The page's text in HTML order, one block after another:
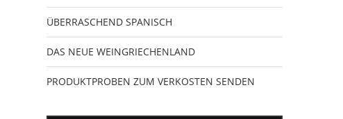
ÜBERRASCHEND SPANISCH
DAS NEUE WEINGRIECHENLAND
PRODUKTPROBEN ZUM VERKOSTEN SENDEN